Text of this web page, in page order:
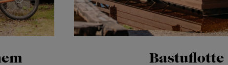
Bastuflotte